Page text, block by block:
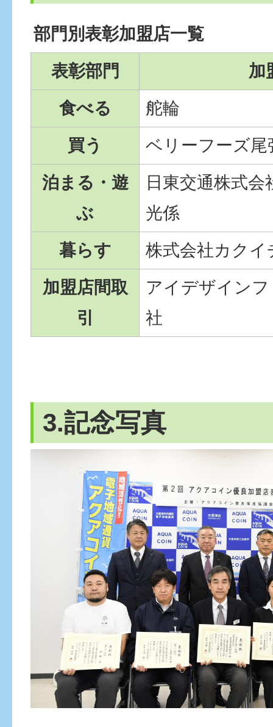
部門別表彰加盟店一覧
表彰部門
加
食べる
舵輪
買う
ベリーフーズ尾
泊まる・遊
ぶ
日東交通株式
光係
暮らす
株式会社カクイ
加盟店間取
引
アイデザイン
社
3.記念写真